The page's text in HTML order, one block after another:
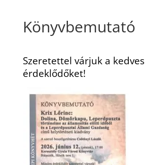
Könyvbemutató
Szeretettel várjuk a kedves
érdeklődőket!